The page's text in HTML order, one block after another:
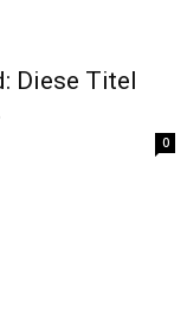
Diese Titel
0